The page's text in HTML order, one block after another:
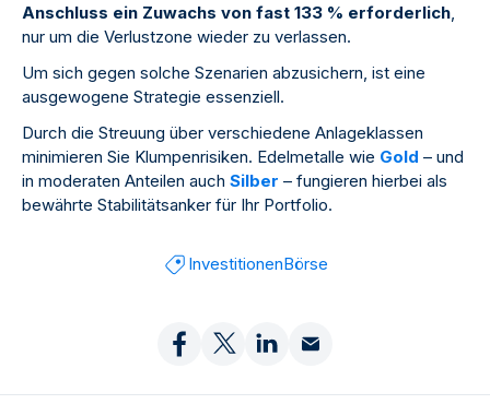
Anschluss ein Zuwachs von fast 133 % erforderlich,
nur um die Verlustzone wieder zu verlassen.
Um sich gegen solche Szenarien abzusichern, ist eine
ausgewogene Strategie essenziell.
Durch die Streuung über verschiedene Anlageklassen
minimieren Sie Klumpenrisiken. Edelmetalle wie Gold – und
in moderaten Anteilen auch Silber – fungieren hierbei als
bewährte Stabilitätsanker für Ihr Portfolio.
InvestitionenBörse